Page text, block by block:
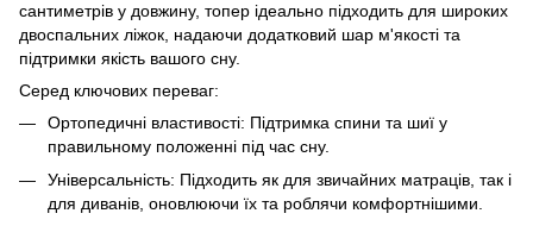
сантиметрів у довжину, топер ідеально підходить для широких
двоспальних ліжок, надаючи додатковий шар м'якості та
підтримки якість вашого сну.
Серед ключових переваг:
Ортопедичні властивості: Підтримка спини та шиї у
правильному положенні під час сну.
Універсальність: Підходить як для звичайних матраців, так і
для диванів, оновлюючи їх та роблячи комфортнішими.